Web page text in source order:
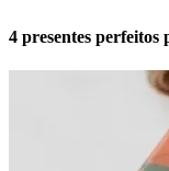
4 presentes